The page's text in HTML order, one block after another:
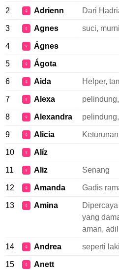
2 ♀ Adrienn Dari
3 ♀ Agnes suci,
4 ♀ Ágnes
5 ♀ Ágota
6 ♀ Aida Helper,
7 ♀ Alexa
8 ♀ Alexandra
9 ♀ Alicia
10 ♀ Alíz
11 ♀ Aliz Senang
12 ♀ Amanda Gadis
13 ♀ Amina
yang
aman, adil
14 ♀ Andrea seperti
15 ♀ Anett